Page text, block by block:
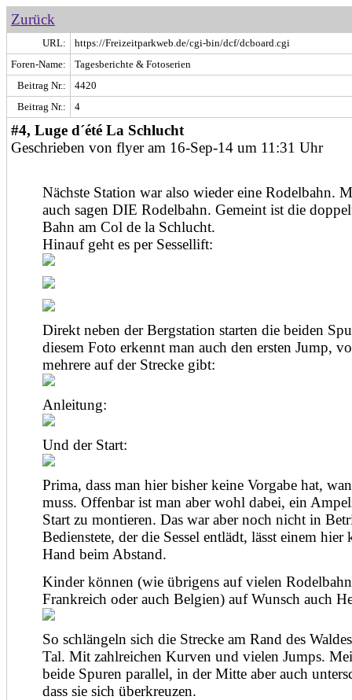
Zurück
URL:
https://Freizeitparkweb.de/cgi-bin/dcf/dcboard.cgi
Foren-Name:
Tagesberichte & Fotoserien
Beitrag Nr.:
4420
Beitrag Nr.:
4
#4, Luge d´été La Schlucht
Geschrieben von flyer am 16-Sep-14 um 11:31 Uhr
Nächste Station war also wieder eine Rodelbahn.
auch sagen DIE Rodelbahn. Gemeint ist die
Bahn am Col de la Schlucht.
Hinauf geht es per Sessellift:
Direkt neben der Bergstation starten die beiden
diesem Foto erkennt man auch den ersten Jump,
mehrere auf der Strecke gibt:
Anleitung:
Und der Start:
Prima, dass man hier bisher keine Vorgabe hat,
muss. Offenbar ist man aber wohl dabei, ein
Start zu montieren. Das war aber noch nicht in
Bedienstete, der die Sessel entlädt, lässt einem hier
Hand beim Abstand.
Kinder können (wie übrigens auf vielen
Frankreich oder auch Belgien) auf Wunsch auch
So schlängeln sich die Strecke am Rand des
Tal. Mit zahlreichen Kurven und vielen Jumps.
beide Spuren parallel, in der Mitte aber auch
dass sie sich überkreuzen.